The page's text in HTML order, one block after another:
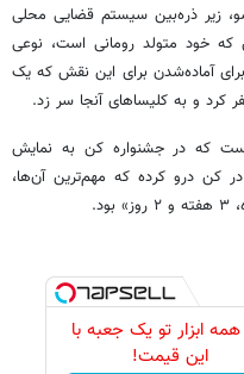
زیر ذره‌بین سیستم قضایی محلی
که خود متولد رومانی است، نوعی
آماده‌شدن برای این نقش که یک
و به کلیساهای آنجا سر زد.
که در جشنواره کن به نمایش
کن درو کرده که مهم‌ترین آن‌ها،
ابزار تو یک جعبه با
این قیمت!